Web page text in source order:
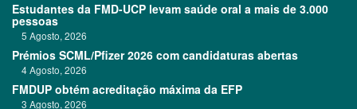
Estudantes da FMD-UCP levam saúde oral a mais de 3.000
pessoas
5 Agosto, 2026
Prémios SCML/Pfizer 2026 com candidaturas abertas
4 Agosto, 2026
FMDUP obtém acreditação máxima da EFP
3 Agosto, 2026